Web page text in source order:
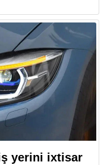
yerini ixtisar